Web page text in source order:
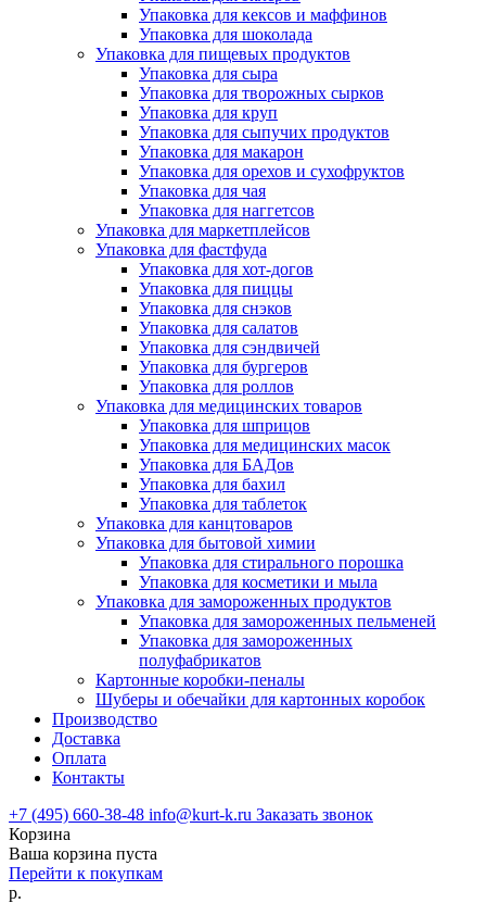
Упаковка для кексов и маффинов
Упаковка для шоколада
Упаковка для пищевых продуктов
Упаковка для сыра
Упаковка для творожных сырков
Упаковка для круп
Упаковка для сыпучих продуктов
Упаковка для макарон
Упаковка для орехов и сухофруктов
Упаковка для чая
Упаковка для наггетсов
Упаковка для маркетплейсов
Упаковка для фастфуда
Упаковка для хот-догов
Упаковка для пиццы
Упаковка для снэков
Упаковка для салатов
Упаковка для сэндвичей
Упаковка для бургеров
Упаковка для роллов
Упаковка для медицинских товаров
Упаковка для шприцов
Упаковка для медицинских масок
Упаковка для БАДов
Упаковка для бахил
Упаковка для таблеток
Упаковка для канцтоваров
Упаковка для бытовой химии
Упаковка для стирального порошка
Упаковка для косметики и мыла
Упаковка для замороженных продуктов
Упаковка для замороженных пельменей
Упаковка для замороженных
полуфабрикатов
Картонные коробки-пеналы
Шуберы и обечайки для картонных коробок
Производство
Доставка
Оплата
Контакты
+7 (495) 660-38-48 info@kurt-k.ru Заказать звонок
Корзина
Ваша корзина пуста
Перейти к покупкам
р.